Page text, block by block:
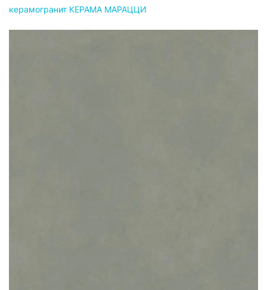
керамогранит КЕРАМА МАРАЦЦИ